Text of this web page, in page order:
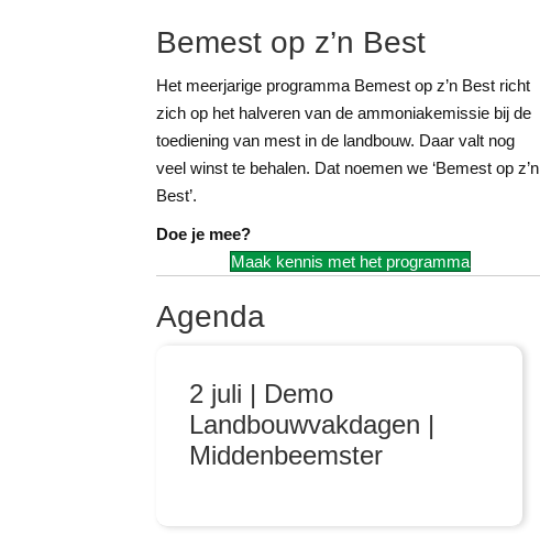
Bemest op z’n Best
Het meerjarige programma Bemest op z’n Best richt
zich op het halveren van de ammoniakemissie bij de
toediening van mest in de landbouw. Daar valt nog
veel winst te behalen. Dat noemen we ‘Bemest op z’n
Best’.
Doe je mee?
Maak kennis met het programma
Agenda
2 juli | Demo
Landbouwvakdagen |
Middenbeemster